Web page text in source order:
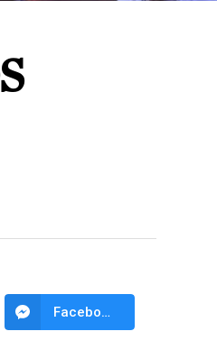
Facebook Messenger